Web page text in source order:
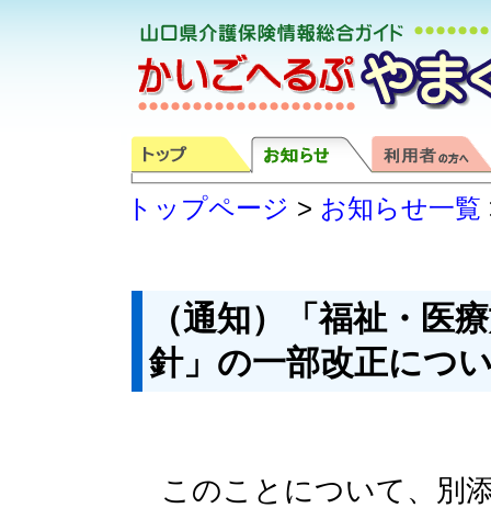
トップページ > お知らせ一覧
（通知）「福祉・医
針」の一部改正につ
このことについて、別